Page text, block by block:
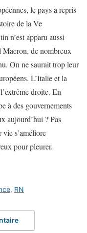
le pays a repris
de la Ve
n’est apparu aussi
Macron, de nombreux
On ne saurait trop leur
L’Italie et la
droite. En
à des gouvernements
aujourd’hui ? Pas
s’améliore
pour pleurer.
, RN